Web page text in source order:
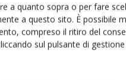
a quanto sopra o per fare
a questo sito. È possibile
compreso il ritiro del
sul pulsante di